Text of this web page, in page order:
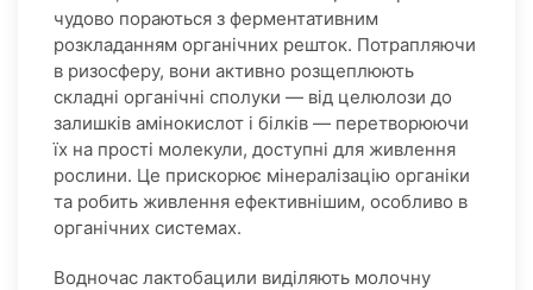
чудово пораються з ферментативним
розкладанням органічних решток. Потрапляючи
в ризосферу, вони активно розщеплюють
складні органічні сполуки — від целюлози до
залишків амінокислот і білків — перетворюючи
їх на прості молекули, доступні для живлення
рослини. Це прискорює мінералізацію органіки
та робить живлення ефективнішим, особливо в
органічних системах.
Водночас лактобацили виділяють молочну